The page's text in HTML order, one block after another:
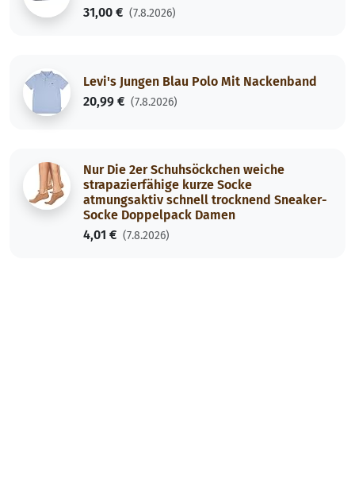
31,00 € (7.8.2026)
Levi's Jungen Blau Polo Mit Nackenband
20,99 € (7.8.2026)
Nur Die 2er Schuhsöckchen weiche
strapazierfähige kurze Socke
atmungsaktiv schnell trocknend Sneaker-
Socke Doppelpack Damen
4,01 € (7.8.2026)